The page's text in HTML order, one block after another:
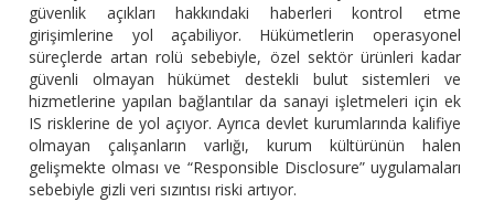
güvenlik açıkları hakkındaki haberleri kontrol etme
girişimlerine yol açabiliyor. Hükümetlerin operasyonel
süreçlerde artan rolü sebebiyle, özel sektör ürünleri kadar
güvenli olmayan hükümet destekli bulut sistemleri ve
hizmetlerine yapılan bağlantılar da sanayi işletmeleri için ek
IS risklerine de yol açıyor. Ayrıca devlet kurumlarında kalifiye
olmayan çalışanların varlığı, kurum kültürünün halen
gelişmekte olması ve “Responsible Disclosure” uygulamaları
sebebiyle gizli veri sızıntısı riski artıyor.